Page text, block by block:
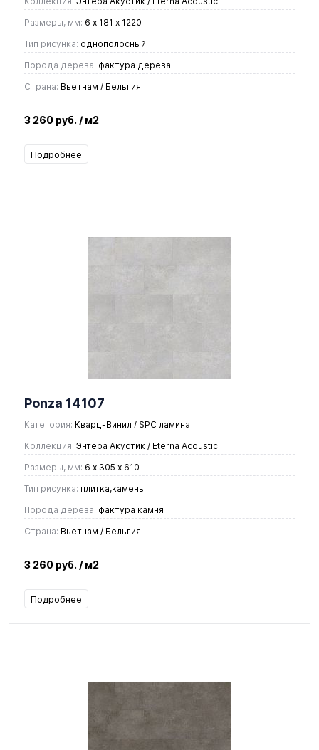
Размеры, мм: 6 х 181 х 1220
Тип рисунка: однополосный
Порода дерева: фактура дерева
Страна: Вьетнам / Бельгия
3 260 руб. / м2
Подробнее
Ponza 14107
Категория: Кварц-Винил / SPC ламинат
Коллекция: Энтера Акустик / Eterna Acoustic
Размеры, мм: 6 х 305 х 610
Тип рисунка: плитка,камень
Порода дерева: фактура камня
Страна: Вьетнам / Бельгия
3 260 руб. / м2
Подробнее